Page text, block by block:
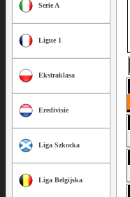
Serie A
Ligue 1
Ekstraklasa
Eredivisie
Liga Szkocka
Liga Belgijska